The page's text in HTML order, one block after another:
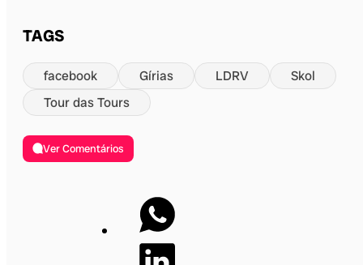
TAGS
facebook Gírias LDRV
Skol
Tour das Tours
Ver Comentários